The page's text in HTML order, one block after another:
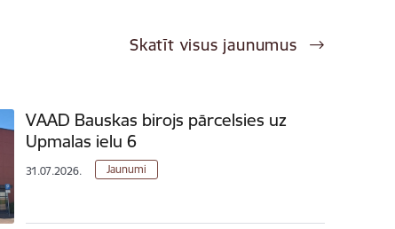
Skatīt visus jaunumus
VAAD Bauskas birojs pārcelsies uz
Upmalas ielu 6
31.07.2026. Jaunumi